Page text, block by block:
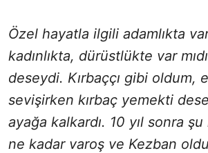
Özel hayatla ilgili adamlıkta
kadınlıkta, dürüstlükte var
deseydi. Kırbaççı gibi oldum,
sevişirken kırbaç yemekti
ayağa kalkardı. 10 yıl sonra
ne kadar varoş ve Kezban